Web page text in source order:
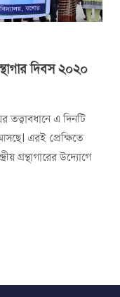
দিবস ২০২০
এ দিনটি
এরই প্রেক্ষিতে
গ্রন্থাগারের উদ্যোগে